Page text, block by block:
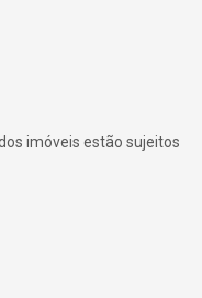
imóveis estão sujeitos